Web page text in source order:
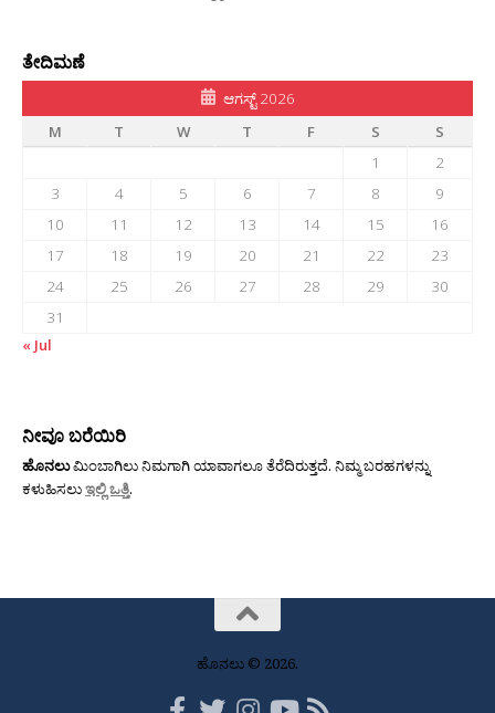
ತೇದಿಮಣೆ
ಆಗಸ್ಟ್ 2026
M
T W T F S
S
1
2
3
4 5 6 7 8
9
10
11 12 13 14 15
16
17
18 19 20 21 22
23
24
25 26 27 28 29
30
31
« Jul
ನೀವೂ ಬರೆಯಿರಿ
ಹೊನಲುಮಿಂಬಾಗಿಲು ನಿಮಗಾಗಿ ಯಾವಾಗಲೂ ತೆರೆದಿರುತ್ತದೆ. ನಿಮ್ಮ ಬರಹಗಳನ್ನು
ಕಳುಹಿಸಲುಇಲ್ಲಿ ಒತ್ತಿ.
ಹೊನಲು © 2026.